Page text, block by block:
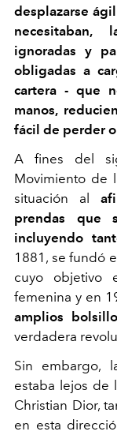
desplazarse
necesitaban,
ignoradas y
obligadas a
cartera - que
manos,
fácil de perder
A fines del
Movimiento de
situación al
prendas que
incluyendo
1881, se fundó
cuyo objetivo
femenina y en
amplios
verdadera
Sin embargo,
estaba lejos de
Christian Dior,
en esta